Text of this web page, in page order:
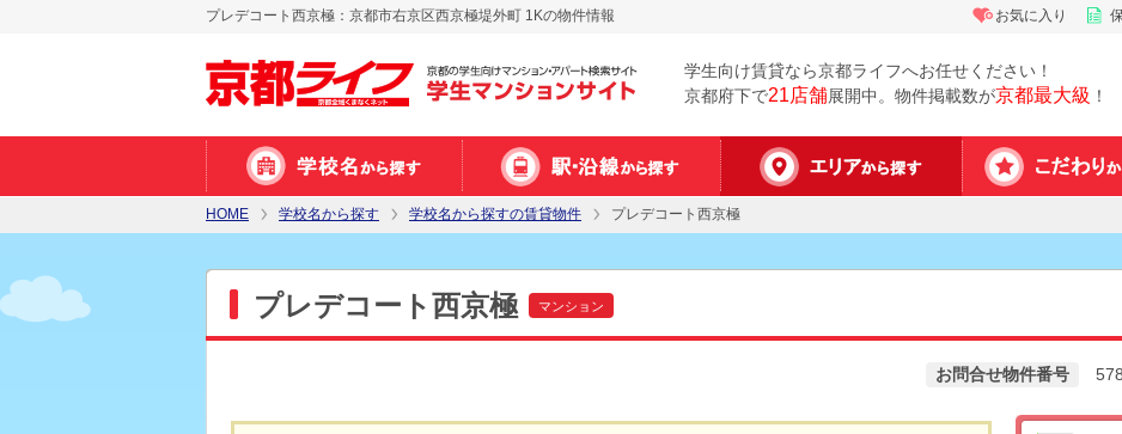
プレデコート西京極：京都市右京区西京極堤外町 1Kの物件情報
学生向け賃貸なら京都ライフへお任せください！
京都府下で21店舗展開中。物件掲載数が京都最大級 ！
お気に入り
HOME 学校名から探す 学校名から探すの賃貸物件 プレデコート西京極
プレデコート西京極 マンション
お問合せ物件番号